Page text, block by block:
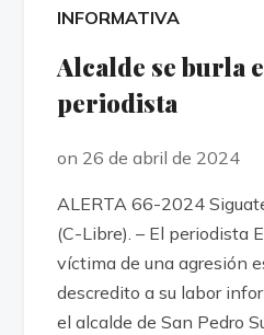
INFORMATIVA
Alcalde se burla
periodista
on 26 de abril de 2024
ALERTA 66-2024
(C-Libre). – El periodista
víctima de una agresión
descredito a su labor
el alcalde de San Pedro